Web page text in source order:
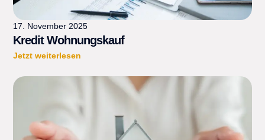
17. November 2025
Kredit Wohnungskauf
Jetzt weiterlesen